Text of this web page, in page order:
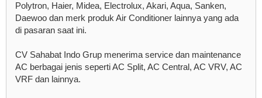
Polytron, Haier, Midea, Electrolux, Akari, Aqua, Sanken,
Daewoo dan merk produk Air Conditioner lainnya yang ada
di pasaran saat ini.
CV Sahabat Indo Grup menerima service dan maintenance
AC berbagai jenis seperti AC Split, AC Central, AC VRV, AC
VRF dan lainnya.